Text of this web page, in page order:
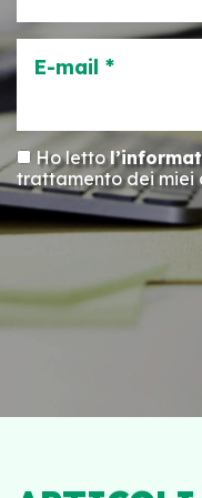
E-mail *
Ho letto
trattamento dei miei